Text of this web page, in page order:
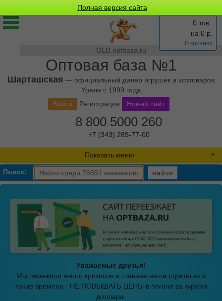
Полная версия сайта
OLD.optbaza.ru
Оптовая база №1
Шарташская — официальный дилер игрушек и хозтоваров
Урала с 1999 года
0 тов.
на 0 р.
В корзину
Войти Регистрация Новый сайт
8 800 5000 260
+7 (343) 289-77-00
Показать меню
Поиск: найти
Уважаемые друзья!
Мы пережили много кризисов и главная наша стратегия в
такие времена - НЕ ПОВЫШАТЬ ЦЕНЫ в погоне за курсом
доллара.